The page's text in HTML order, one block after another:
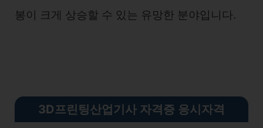
봉이 크게 상승할 수 있는 유망한 분야입니다.
3D프린팅산업기사 자격증 응시자격